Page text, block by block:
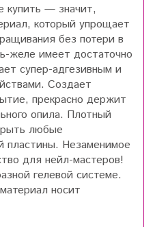
купить — значит,
который упрощает
без потери в
желе имеет достаточно
супер-адгезивным и
Создает
прекрасно держит
опила. Плотный
любые
пластины. Незаменимое
для нейл-мастеров!
гелевой системе.
носит